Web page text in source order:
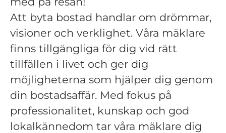
Att byta bostad handlar om drömmar,
visioner och verklighet. Våra mäklare
finns tillgängliga för dig vid rätt
tillfällen i livet och ger dig
möjligheterna som hjälper dig genom
din bostadsaffär. Med fokus på
professionalitet, kunskap och god
lokalkännedom tar våra mäklare dig